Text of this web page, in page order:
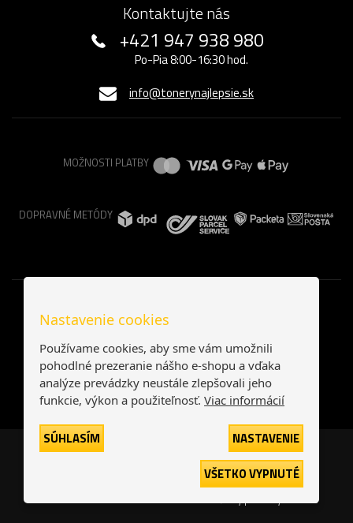
Kontaktujte nás
+421 947 938 980
Po-Pia 8:00-16:30 hod.
info@tonerynajlepsie.sk
MOŽNOSTI PLATBY
DOPRAVNÉ METÓDY
Slovensko
- -
Všetky práva vyhradené
Nastavenie cookies
Používame cookies, aby sme vám umožnili
pohodlné prezeranie nášho e-shopu a vďaka
analýze prevádzky neustále zlepšovali jeho
funkcie, výkon a použiteľnosť. Viac informácií
SÚHLASÍM
NASTAVENIE
VŠETKO VYPNUTÉ